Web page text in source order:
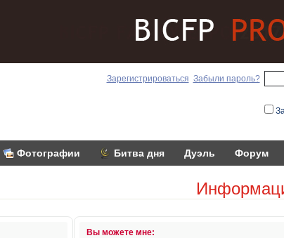
Зарегистрироваться Забыли пароль?
Фотографии Битва дня Дуэль Форум
Вы можете мне: